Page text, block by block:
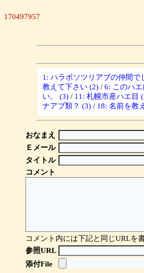
170497957
1: ハラボソツリアブの仲間で
教えて下さい (2) / 6: このハ
い。 (3) / 11: 札幌市産ハエ目
ナアブ類？ (3) / 18: 名前を教
おなまえ
Ｅメール
タイトル
コメント
コメント内には下記と同じURLを
参照URL
添付File